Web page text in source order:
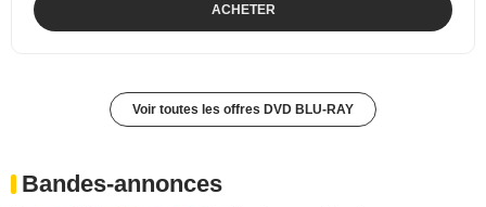
ACHETER
Voir toutes les offres DVD BLU-RAY
Bandes-annonces